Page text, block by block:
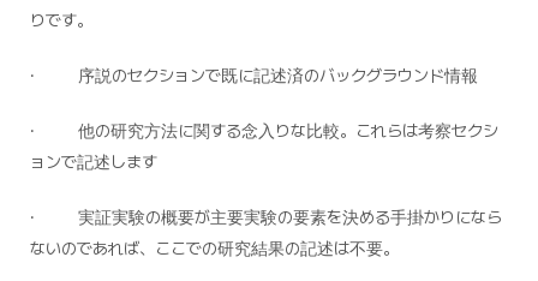
りです。
· 序説のセクションで既に記述済のバックグラウンド情報
· 他の研究方法に関する念入りな比較。これらは考察セクシ
ョンで記述します
· 実証実験の概要が主要実験の要素を決める手掛かりになら
ないのであれば、ここでの研究結果の記述は不要。